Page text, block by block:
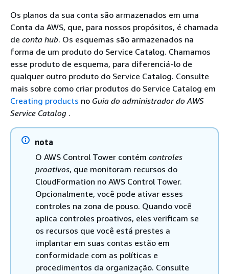
Os planos da sua conta são armazenados em uma
Conta da AWS, que, para nossos propósitos, é chamada
de conta hub. Os esquemas são armazenados na
forma de um produto do Service Catalog. Chamamos
esse produto de esquema, para diferenciá-lo de
qualquer outro produto do Service Catalog. Consulte
mais sobre como criar produtos do Service Catalog em
Creating products no Guia do administrador do AWS
Service Catalog .
nota
O AWS Control Tower contém controles
proativos, que monitoram recursos do
CloudFormation no AWS Control Tower.
Opcionalmente, você pode ativar esses
controles na zona de pouso. Quando você
aplica controles proativos, eles verificam se
os recursos que você está prestes a
implantar em suas contas estão em
conformidade com as políticas e
procedimentos da organização. Consulte